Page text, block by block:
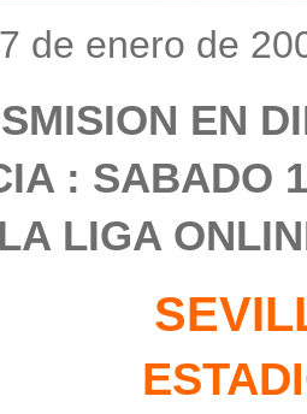
de enero de
EN
: SABADO
LIGA